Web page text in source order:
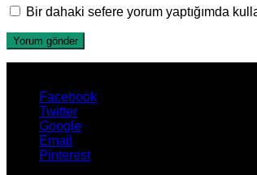
Bir dahaki sefere yorum yaptığımda
Facebook
Twitter
Google
Email
Pinterest